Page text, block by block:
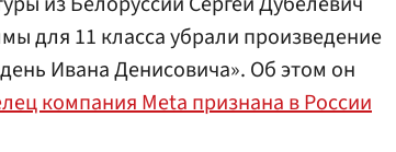
для 11 класса убрали произведение
Ивана Денисовича». Об этом он
компания Meta признана в России